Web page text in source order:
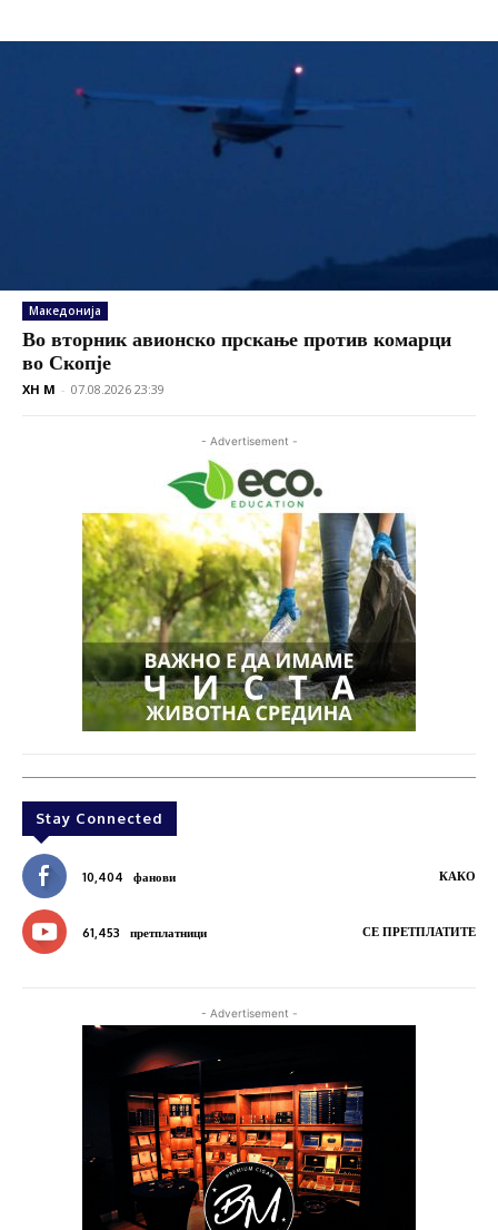
Македонија
Во вторник авионско прскање против комарци
во Скопје
XH M - 07.08.2026 23:39
- Advertisement -
Stay Connected
10,404 фанови КАКО
61,453 претплатници СЕ ПРЕТПЛАТИТЕ
- Advertisement -